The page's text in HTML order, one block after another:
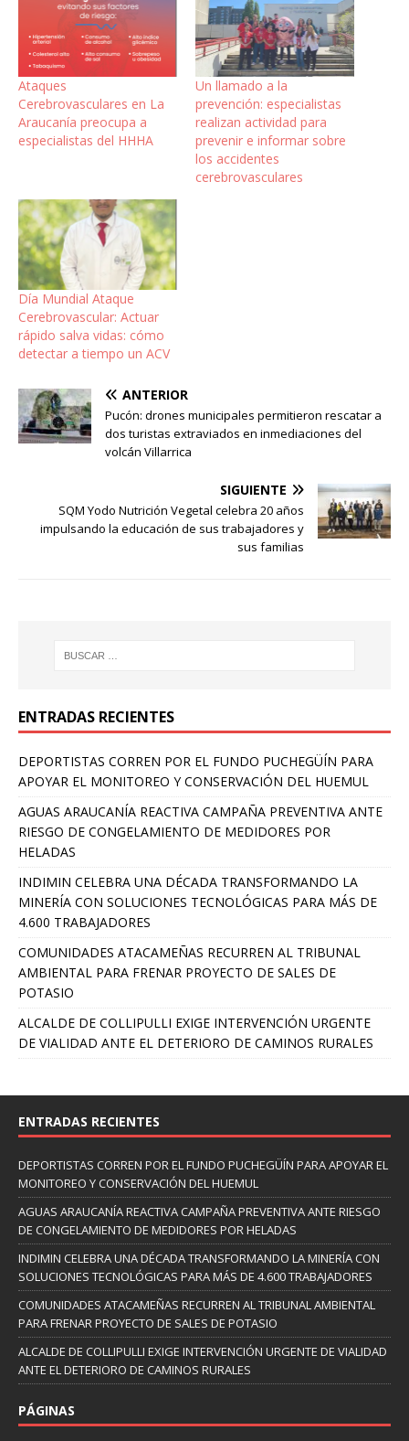
Ataques
Cerebrovasculares en La
Araucanía preocupa a
especialistas del HHHA
Un llamado a la
prevención: especialistas
realizan actividad para
prevenir e informar sobre
los accidentes
cerebrovasculares
Día Mundial Ataque
Cerebrovascular: Actuar
rápido salva vidas: cómo
detectar a tiempo un ACV
ANTERIOR
Pucón: drones municipales permitieron rescatar a
dos turistas extraviados en inmediaciones del
volcán Villarrica
SIGUIENTE
SQM Yodo Nutrición Vegetal celebra 20 años
impulsando la educación de sus trabajadores y
sus familias
ENTRADAS RECIENTES
DEPORTISTAS CORREN POR EL FUNDO PUCHEGÜÍN PARA
APOYAR EL MONITOREO Y CONSERVACIÓN DEL HUEMUL
AGUAS ARAUCANÍA REACTIVA CAMPAÑA PREVENTIVA ANTE
RIESGO DE CONGELAMIENTO DE MEDIDORES POR
HELADAS
INDIMIN CELEBRA UNA DÉCADA TRANSFORMANDO LA
MINERÍA CON SOLUCIONES TECNOLÓGICAS PARA MÁS DE
4.600 TRABAJADORES
COMUNIDADES ATACAMEÑAS RECURREN AL TRIBUNAL
AMBIENTAL PARA FRENAR PROYECTO DE SALES DE
POTASIO
ALCALDE DE COLLIPULLI EXIGE INTERVENCIÓN URGENTE
DE VIALIDAD ANTE EL DETERIORO DE CAMINOS RURALES
ENTRADAS RECIENTES
DEPORTISTAS CORREN POR EL FUNDO PUCHEGÜÍN PARA APOYAR EL
MONITOREO Y CONSERVACIÓN DEL HUEMUL
AGUAS ARAUCANÍA REACTIVA CAMPAÑA PREVENTIVA ANTE RIESGO
DE CONGELAMIENTO DE MEDIDORES POR HELADAS
INDIMIN CELEBRA UNA DÉCADA TRANSFORMANDO LA MINERÍA CON
SOLUCIONES TECNOLÓGICAS PARA MÁS DE 4.600 TRABAJADORES
COMUNIDADES ATACAMEÑAS RECURREN AL TRIBUNAL AMBIENTAL
PARA FRENAR PROYECTO DE SALES DE POTASIO
ALCALDE DE COLLIPULLI EXIGE INTERVENCIÓN URGENTE DE VIALIDAD
ANTE EL DETERIORO DE CAMINOS RURALES
PÁGINAS